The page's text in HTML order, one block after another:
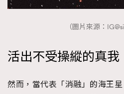
（圖片來源：
活出不受操縱的真我
然而，當代表「消融」的海王